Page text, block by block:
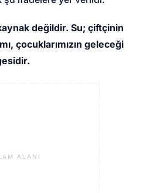
değildir. Su; çiftçinin
çocuklarımızın geleceği
ALANI